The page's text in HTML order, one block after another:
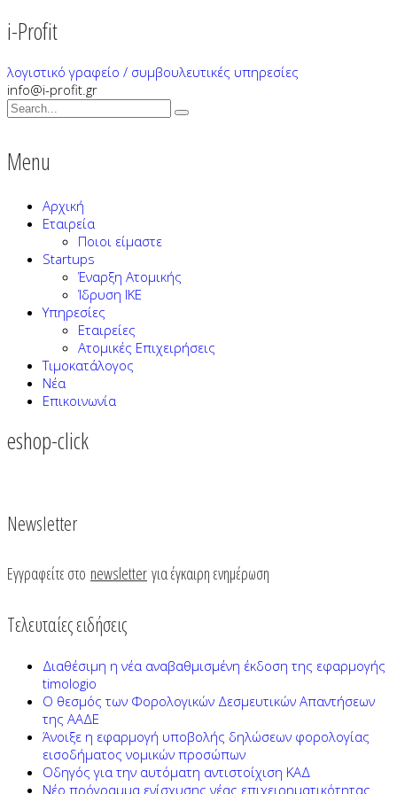
i-Profit
λογιστικό γραφείο / συμβουλευτικές υπηρεσίες
info@i-profit.gr
Menu
Αρχική
Εταιρεία
Ποιοι είμαστε
Startups
Έναρξη Ατομικής
Ίδρυση ΙΚΕ
Υπηρεσίες
Εταιρείες
Ατομικές Επιχειρήσεις
Τιμοκατάλογος
Νέα
Επικοινωνία
eshop-click
Newsletter
Εγγραφείτε στο newsletter για έγκαιρη ενημέρωση
Τελευταίες ειδήσεις
Διαθέσιμη η νέα αναβαθμισμένη έκδοση της εφαρμογής
timologio
Ο θεσμός των Φορολογικών Δεσμευτικών Απαντήσεων
της ΑΑΔΕ
Άνοιξε η εφαρμογή υποβολής δηλώσεων φορολογίας
εισοδήματος νομικών προσώπων
Οδηγός για την αυτόματη αντιστοίχιση ΚΑΔ
Νέο πρόγραμμα ενίσχυσης νέας επιχειρηματικότητας